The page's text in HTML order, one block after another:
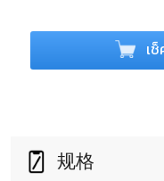
เ
规格